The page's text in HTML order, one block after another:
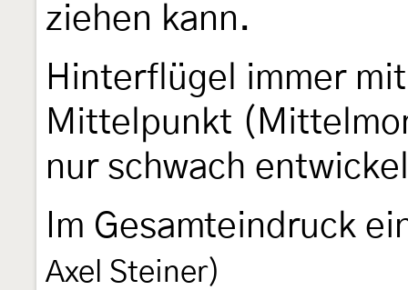
ziehen kann.
Hinterflügel immer
Mittelpunkt
nur schwach
Im Gesamteindruck
Axel Steiner)